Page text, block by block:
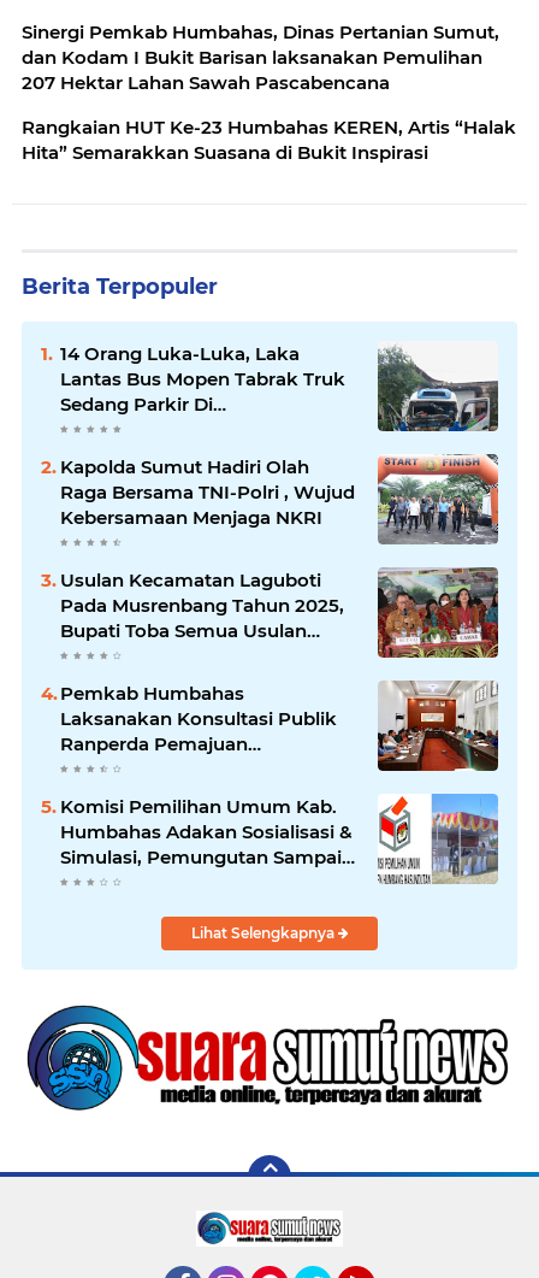
Sinergi Pemkab Humbahas, Dinas Pertanian Sumut,
dan Kodam I Bukit Barisan laksanakan Pemulihan
207 Hektar Lahan Sawah Pascabencana
Rangkaian HUT Ke-23 Humbahas KEREN, Artis “Halak
Hita” Semarakkan Suasana di Bukit Inspirasi
Berita Terpopuler
14 Orang Luka-Luka, Laka
Lantas Bus Mopen Tabrak Truk
Sedang Parkir Di
Siborongborong
Kapolda Sumut Hadiri Olah
Raga Bersama TNI-Polri , Wujud
Kebersamaan Menjaga NKRI
Usulan Kecamatan Laguboti
Pada Musrenbang Tahun 2025,
Bupati Toba Semua Usulan
Harus Mendukung
Pertumbuhan Pariwisata.
Pemkab Humbahas
Laksanakan Konsultasi Publik
Ranperda Pemajuan
Kebudayaan Daerah
Komisi Pemilihan Umum Kab.
Humbahas Adakan Sosialisasi &
Simulasi, Pemungutan Sampai
Rekapitulasi Suara.
Lihat Selengkapnya